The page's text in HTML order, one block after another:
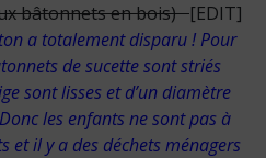
bâtonnets en bois)[EDIT]
a totalement disparu ! Pour
de sucette sont striés
sont lisses et d’un diamètre
les enfants ne sont pas à
et il y a des déchets ménagers